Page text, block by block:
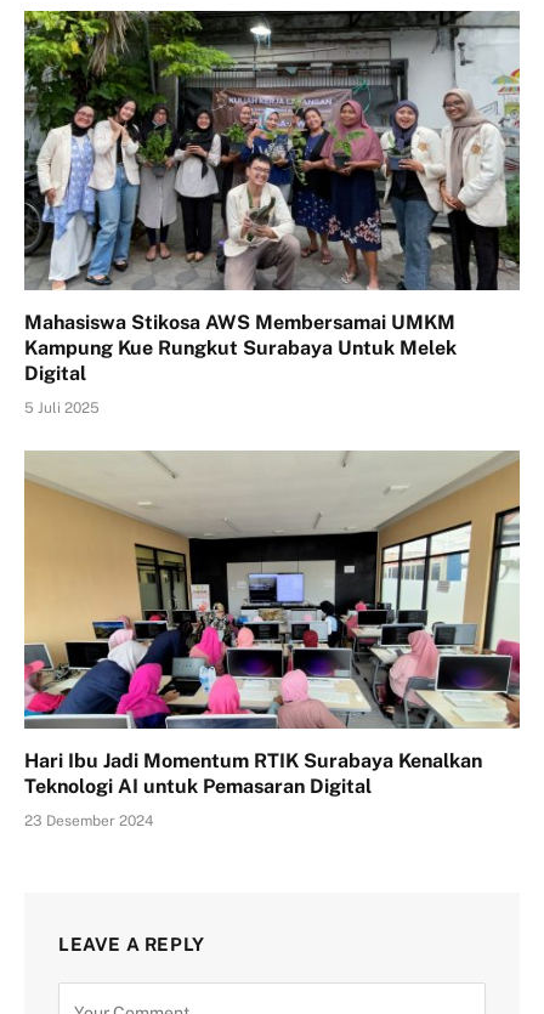
Mahasiswa Stikosa AWS Membersamai UMKM
Kampung Kue Rungkut Surabaya Untuk Melek
Digital
5 Juli 2025
Hari Ibu Jadi Momentum RTIK Surabaya Kenalkan
Teknologi AI untuk Pemasaran Digital
23 Desember 2024
LEAVE A REPLY